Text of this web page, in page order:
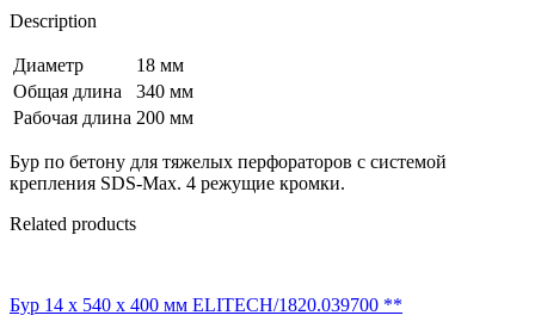
Description
Диаметр
18 мм
Общая длина
340 мм
Рабочая длина 200 мм
Бур по бетону для тяжелых перфораторов с системой
крепления SDS-Max. 4 режущие кромки.
Related products
Бур 14 х 540 х 400 мм ELITECH/1820.039700 **